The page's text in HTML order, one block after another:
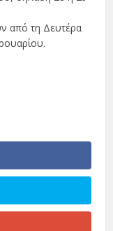
από τη Δευτέρα